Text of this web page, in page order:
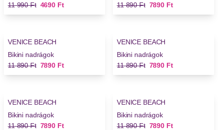
Régi ár
11 990 Ft Új ár
4690 Ft
Régi ár
11 890 Ft Új ár
7890 Ft
VENICE BEACH
Bikini nadrágok
Régi ár
11 890 Ft Új ár
7890 Ft
VENICE BEACH
Bikini nadrágok
Régi ár
11 890 Ft Új ár
7890 Ft
VENICE BEACH
Bikini nadrágok
Régi ár
11 890 Ft Új ár
7890 Ft
VENICE BEACH
Bikini nadrágok
Régi ár
11 890 Ft Új ár
7890 Ft